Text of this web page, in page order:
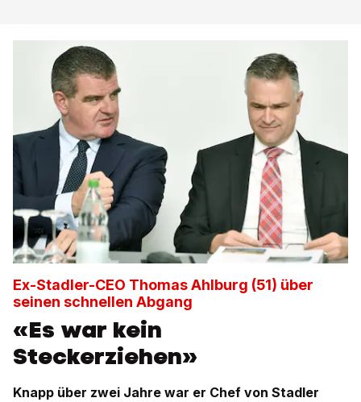
Ex-Stadler-CEO Thomas Ahlburg (51) über
seinen schnellen Abgang
«Es war kein
Steckerziehen»
Knapp über zwei Jahre war er Chef von Stadler